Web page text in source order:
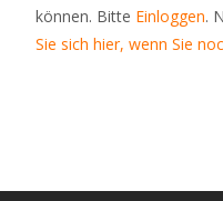
können. Bitte Einloggen.
Sie sich hier, wenn Sie